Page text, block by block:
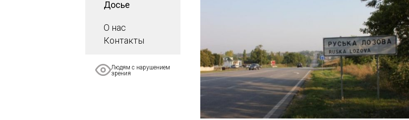
Досье
О нас
Контакты
Людям с нарушением
зрения